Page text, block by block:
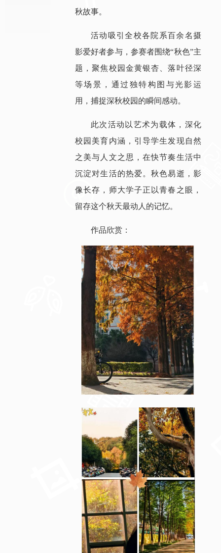
秋故事。
活动吸引全校各院系百余名摄
影爱好者参与，参赛者围绕“秋色”主
题，聚焦校园金黄银杏、落叶径深
等场景，通过独特构图与光影运
用，捕捉深秋校园的瞬间感动。
此次活动以艺术为载体，深化
校园美育内涵，引导学生发现自然
之美与人文之思，在快节奏生活中
沉淀对生活的热爱。秋色易逝，影
像长存，师大学子正以青春之眼，
留存这个秋天最动人的记忆。
作品欣赏：